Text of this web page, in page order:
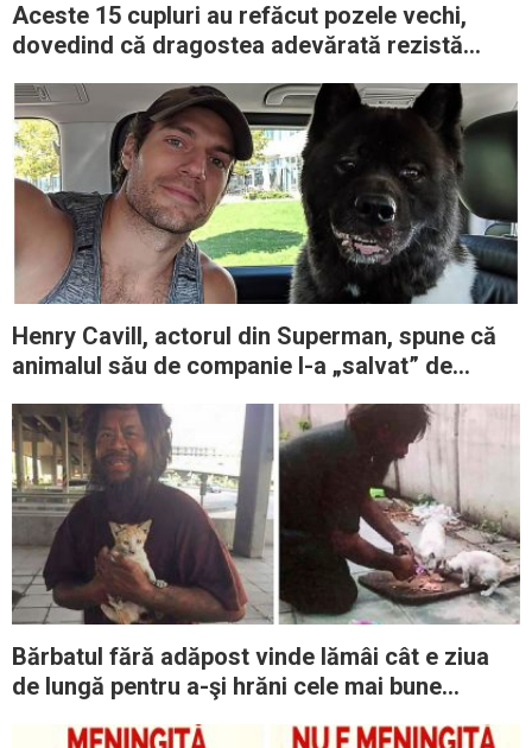
Aceste 15 cupluri au refăcut pozele vechi,
dovedind că dragostea adevărată rezistă
Henry Cavill, actorul din Superman, spune că
animalul său de companie l-a „salvat” de
Bărbatul fără adăpost vinde lămâi cât e ziua
de lungă pentru a-şi hrăni cele mai bune